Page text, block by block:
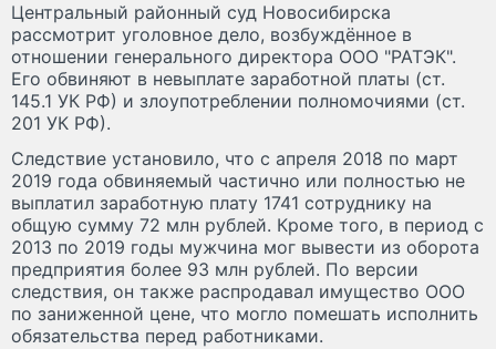
Центральный районный суд Новосибирска
рассмотрит уголовное дело, возбуждённое в
отношении генерального директора ООО "РАТЭК".
Его обвиняют в невыплате заработной платы (ст.
145.1 УК РФ) и злоупотреблении полномочиями (ст.
201 УК РФ).
Следствие установило, что с апреля 2018 по март
2019 года обвиняемый частично или полностью не
выплатил заработную плату 1741 сотруднику на
общую сумму 72 млн рублей. Кроме того, в период с
2013 по 2019 годы мужчина мог вывести из оборота
предприятия более 93 млн рублей. По версии
следствия, он также распродавал имущество ООО
по заниженной цене, что могло помешать исполнить
обязательства перед работниками.